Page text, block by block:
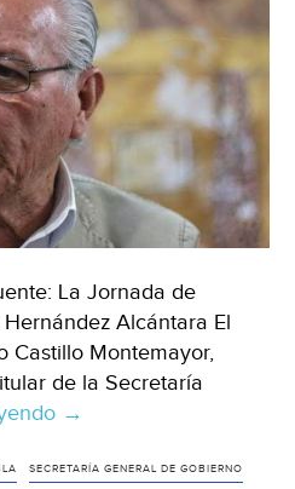
La Jornada de
Alcántara El
Castillo Montemayor,
de la Secretaría
Puebla:
Montemayor
→
SECRETARÍA GENERAL DE GOBIERNO